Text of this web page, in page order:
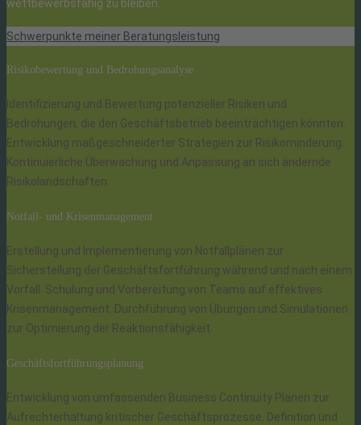
wettbewerbsfähig zu bleiben.
Schwerpunkte meiner Beratungsleistung
Risikobewertung und Bedrohungsanalyse
Identifizierung und Bewertung potenzieller Risiken und
Bedrohungen, die den Geschäftsbetrieb beeinträchtigen könnten.
Entwicklung maßgeschneiderter Strategien zur Risikominderung.
Kontinuierliche Überwachung und Anpassung an sich ändernde
Risikolandschaften.
Notfall- und Krisenmanagement
Erstellung und Implementierung von Notfallplänen zur
Sicherstellung der Geschäftsfortführung während und nach einem
Vorfall. Schulung und Vorbereitung von Teams auf effektives
Krisenmanagement. Durchführung von Übungen und Simulationen
zur Optimierung der Reaktionsfähigkeit.
Geschäftsfortführungsplanung
Entwicklung von umfassenden Business Continuity Plänen zur
Aufrechterhaltung kritischer Geschäftsprozesse. Definition und